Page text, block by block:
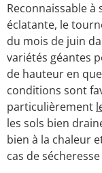
Reconnaissable
éclatante, le
du mois de juin
variétés géantes
de hauteur en
conditions sont
particulièrement
les sols bien
bien à la chaleur
cas de